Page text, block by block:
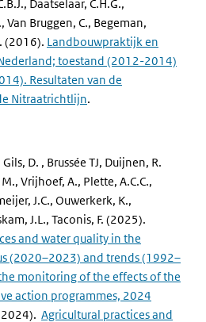
Daatselaar, C.H.G.,
Van Bruggen, C., Begeman,
(2016). Landbouwpraktijk en
toestand (2012-2014)
Resultaten van de
Nitraatrichtlijn.
Gils, D. , Brussée TJ, Duijnen, R.
Vrijhoef, A., Plette, A.C.C.,
J.C., Ouwerkerk, K.,
J.L., Taconis, F. (2025).
and water quality in the
(2020–2023) and trends (1992–
monitoring of the effects of the
action programmes, 2024
Agricultural practices and